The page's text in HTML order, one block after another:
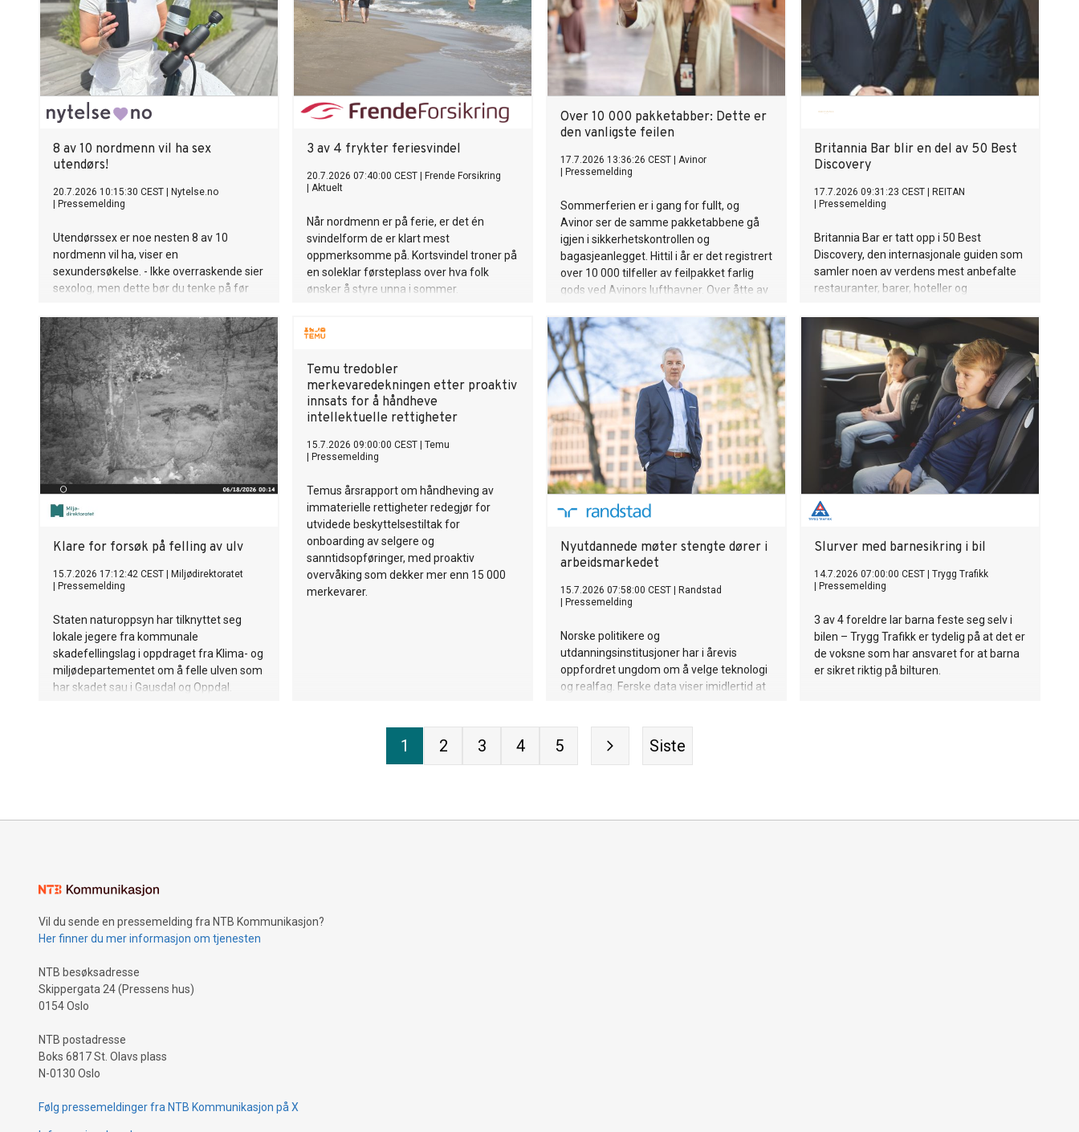
langsiktig bevaring.
8 av 10 nordmenn vil ha sex
utendørs!
20.7.2026 10:15:30 CEST
Nytelse.no
Pressemelding
Utendørssex er noe nesten 8 av 10
nordmenn vil ha, viser en
sexundersøkelse. - Ikke overraskende sier
sexolog, men dette bør du tenke på før
3 av 4 frykter feriesvindel
20.7.2026 07:40:00 CEST
Frende Forsikring
Aktuelt
Når nordmenn er på ferie, er det én
svindelform de er klart mest
oppmerksomme på. Kortsvindel troner på
en soleklar førsteplass over hva folk
ønsker å styre unna i sommer.
Over 10 000 pakketabber: Dette er
den vanligste feilen
17.7.2026 13:36:26 CEST
Avinor
Pressemelding
Sommerferien er i gang for fullt, og
Avinor ser de samme pakketabbene gå
igjen i sikkerhetskontrollen og
bagasjeanlegget. Hittil i år er det registrert
over 10 000 tilfeller av feilpakket farlig
gods ved Avinors lufthavner. Over åtte av
litiumbatterier.
Britannia Bar blir en del av 50 Best
Discovery
17.7.2026 09:31:23 CEST
REITAN
Pressemelding
Britannia Bar er tatt opp i 50 Best
Discovery, den internasjonale guiden som
samler noen av verdens mest anbefalte
restauranter, barer, hoteller og
internasjonale reise- og
opplevelsesguiden fra organisasjonen
bak The World's 50 Best. Utvelgelsen
bygger på stemmer fra mer enn 3 000
bransjeeksperter i The World's 50 Best
Academies og er en anerkjennelse av
steder som har utmerket seg
internasjonalt. 50 Best Discovery er en
utvidelse av de årlige 50 Best-listene.
Klare for forsøk på felling av ulv
15.7.2026 17:12:42 CEST
Miljødirektoratet
Pressemelding
Staten naturoppsyn har tilknyttet seg
lokale jegere fra kommunale
skadefellingslag i oppdraget fra Klima- og
miljødepartementet om å felle ulven som
har skadet sau i Gausdal og Oppdal.
Temu tredobler
merkevaredekningen etter proaktiv
innsats for å håndheve
intellektuelle rettigheter
15.7.2026 09:00:00 CEST
Temu
Pressemelding
Temus årsrapport om håndheving av
immaterielle rettigheter redegjør for
utvidede beskyttelsestiltak for
onboarding av selgere og
sanntidsopføringer, med proaktiv
overvåking som dekker mer enn 15 000
merkevarer.
Nyutdannede møter stengte dører i
arbeidsmarkedet
15.7.2026 07:58:00 CEST
Randstad
Pressemelding
Norske politikere og
utdanningsinstitusjoner har i årevis
oppfordret ungdom om å velge teknologi
og realfag. Ferske data viser imidlertid at
hardest rammes de som fulgte rådene.
Slurver med barnesikring i bil
14.7.2026 07:00:00 CEST
Trygg Trafikk
Pressemelding
3 av 4 foreldre lar barna feste seg selv i
bilen – Trygg Trafikk er tydelig på at det er
de voksne som har ansvaret for at barna
er sikret riktig på bilturen.
1 2 3 4 5 Siste
Vil du sende en pressemelding fra NTB Kommunikasjon?
Her finner du mer informasjon om tjenesten
NTB besøksadresse
Skippergata 24 (Pressens hus)
0154 Oslo
NTB postadresse
Boks 6817 St. Olavs plass
N-0130 Oslo
Følg pressemeldinger fra NTB Kommunikasjon på X